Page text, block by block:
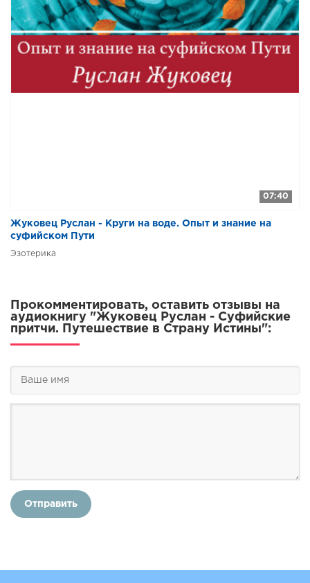
07:40
Жуковец Руслан - Круги на воде. Опыт и знание на
суфийском Пути
Эзотерика
Прокомментировать, оставить отзывы на
аудиокнигу "Жуковец Руслан - Суфийские
притчи. Путешествие в Страну Истины":
Отправить